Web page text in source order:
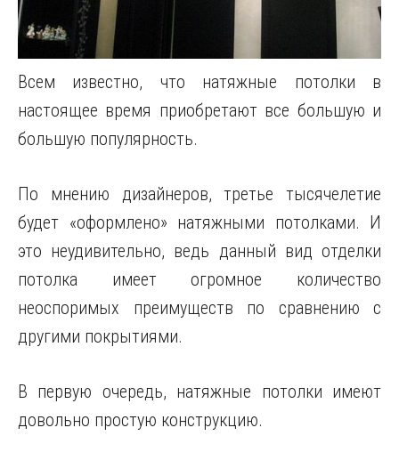
Всем известно, что натяжные потолки в
настоящее время приобретают все большую и
большую популярность.
По мнению дизайнеров, третье тысячелетие
будет «оформлено» натяжными потолками. И
это неудивительно, ведь данный вид отделки
потолка имеет огромное количество
неоспоримых преимуществ по сравнению с
другими покрытиями.
В первую очередь, натяжные потолки имеют
довольно простую конструкцию.